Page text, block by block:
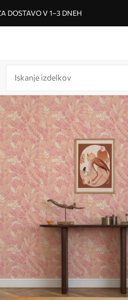
DOSTAVO V 1–3 DNEH